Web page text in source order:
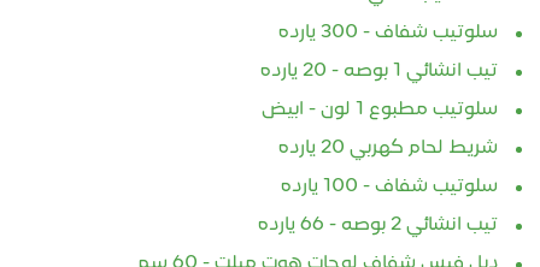
سلوتيب شفاف - 300 يارده
تيب انشائي 1 بوصه - 20 يارده
سلوتيب مطبوع 1 لون - ابيض
شريط لحام كهربي 20 يارده
سلوتيب شفاف - 100 يارده
تيب انشائي 2 بوصه - 66 يارده
دبل فيس شفاف لوجات هوت ميلت - 60 سم